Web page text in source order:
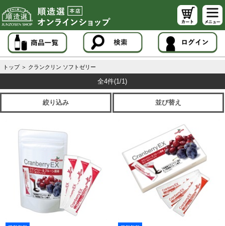
トップ ＞ クランクリン ソフトゼリー
全4件(1/1)
絞り込み 並び替え